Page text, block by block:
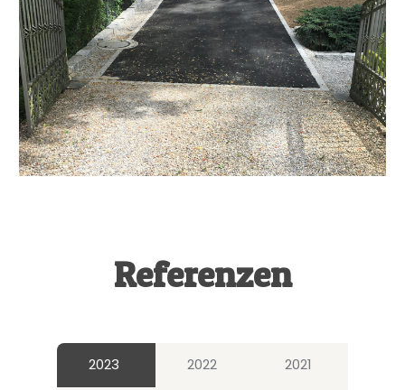
Referenzen
2023 2022 2021